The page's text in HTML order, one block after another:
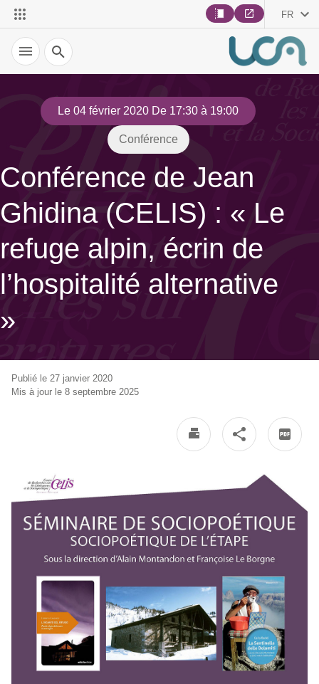
FR
Recherche
Le 04 février 2020 De 17:30 à 19:00
Conférence
Conférence de Jean
Ghidina (CELIS) : « Le
refuge alpin, écrin de
l’hospitalité alternative
»
Publié le 27 janvier 2020
Mis à jour le 8 septembre 2025